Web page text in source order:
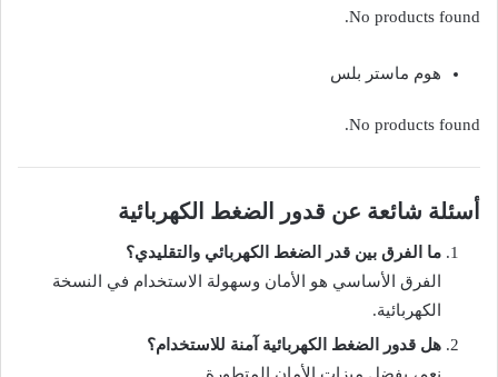
No products found.
هوم ماستر بلس
No products found.
أسئلة شائعة عن قدور الضغط الكهربائية
ما الفرق بين قدر الضغط الكهربائي والتقليدي؟
الفرق الأساسي هو الأمان وسهولة الاستخدام في النسخة
الكهربائية.
هل قدور الضغط الكهربائية آمنة للاستخدام؟